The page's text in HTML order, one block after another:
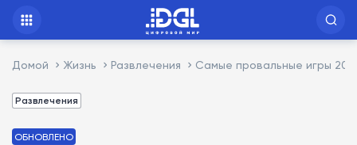
Домой Жизнь Развлечения Самые провальные игры
Развлечения
ОБНОВЛЕНО